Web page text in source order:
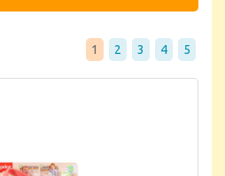
1
2 3 4 5